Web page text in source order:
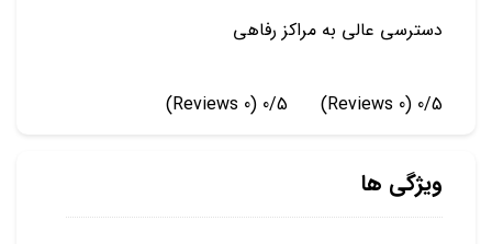
دسترسی عالی به مراکز رفاهی
0/5
(0 Reviews)
0/5
(0 Reviews)
ویژگی ها